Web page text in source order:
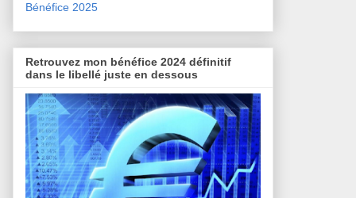
Bénéfice 2025
Retrouvez mon bénéfice 2024 définitif
dans le libellé juste en dessous